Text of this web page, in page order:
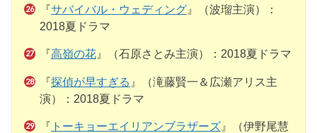
『サバイバル・ウェディング』（波瑠主演）：
2018夏ドラマ
『高嶺の花』（石原さとみ主演）：2018夏ドラマ
『探偵が早すぎる 』（滝藤賢一＆広瀬アリス主
演）：2018夏ドラマ
『 トーキョーエイリアンブラザーズ』（伊野尾慧